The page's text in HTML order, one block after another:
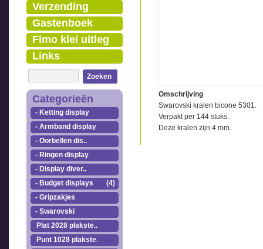
Verzending
Gastenboek
Fimo klei uitleg
Links
Zoeken
Categorieën
- Ketting display
- Armband display
- Oorbellen dis..
- Ringen display
- Display diver..
- Budget displays
(4)
- Gripzakjes
- Swarovski
Plat 2028 plakste..
Punt 1028 plakste..
Omschrijving
Swarovski kralen bicone 5301.
Verpakt per 144 stuks.
Deze kralen zijn 4 mm.